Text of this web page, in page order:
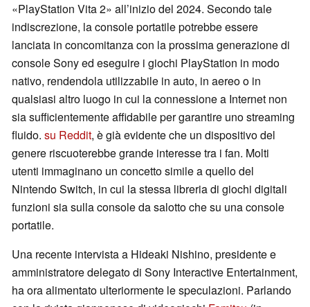
«PlayStation Vita 2» all’inizio del 2024. Secondo tale
indiscrezione, la console portatile potrebbe essere
lanciata in concomitanza con la prossima generazione di
console Sony ed eseguire i giochi PlayStation in modo
nativo, rendendola utilizzabile in auto, in aereo o in
qualsiasi altro luogo in cui la connessione a Internet non
sia sufficientemente affidabile per garantire uno streaming
fluido. su Reddit, è già evidente che un dispositivo del
genere riscuoterebbe grande interesse tra i fan. Molti
utenti immaginano un concetto simile a quello del
Nintendo Switch, in cui la stessa libreria di giochi digitali
funzioni sia sulla console da salotto che su una console
portatile.
Una recente intervista a Hideaki Nishino, presidente e
amministratore delegato di Sony Interactive Entertainment,
ha ora alimentato ulteriormente le speculazioni. Parlando